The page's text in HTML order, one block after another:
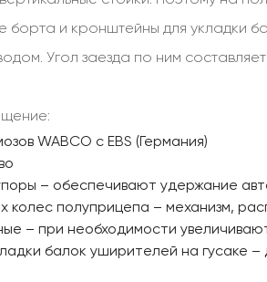
борта и кронштейны для укладки
Угол заезда по ним составляет
WABCO с EBS (Германия)
– обеспечивают удержание
колес полуприцепа – механизм,
– при необходимости
балок уширителей на гусаке